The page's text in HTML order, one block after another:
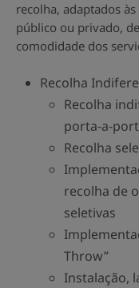
recolha, adaptados
público ou privado,
comodidade dos
Recolha
Recolha
porta-a-
Recolha
recolha de
seletivas
Throw”
Instalação,